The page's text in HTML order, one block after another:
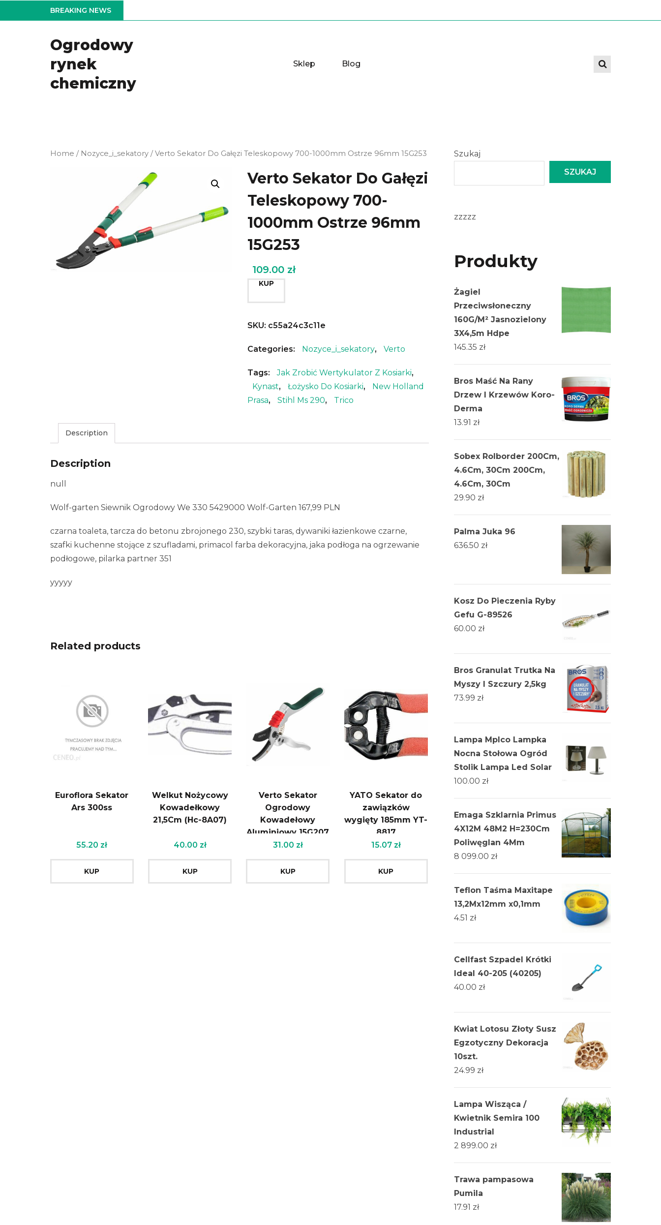
to
BREAKING NEWS
Ogrodowy
rynek
chemiczny
Sklep Blog
Home / Nozyce_i_sekatory / Verto Sekator Do Gałęzi Teleskopowy 700-1000mm Ostrze 96mm 15G253
Verto Sekator Do Gałęzi
Teleskopowy 700-
1000mm Ostrze 96mm
15G253
109.00 zł
KUP
SKU: c55a24c3c11e
Categories: Nozyce_i_sekatory, Verto
Tags: Jak Zrobić Wertykulator Z Kosiarki,
Kynast, Łożysko Do Kosiarki,
New Holland
Prasa, Stihl Ms 290, Trico
Description
Description
null
Wolf-garten Siewnik Ogrodowy We 330 5429000 Wolf-Garten 167,99 PLN
czarna toaleta, tarcza do betonu zbrojonego 230, szybki taras, dywaniki łazienkowe czarne,
szafki kuchenne stojące z szufladami, primacol farba dekoracyjna, jaka podłoga na ogrzewanie
podłogowe, pilarka partner 351
yyyyy
Related products
Euroflora Sekator
Ars 300ss
55.20 zł
KUP
Welkut Nożycowy
Kowadełkowy
21,5Cm (Hc-8A07)
40.00 zł
KUP
Verto Sekator
Ogrodowy
Kowadełowy
Aluminiowy 15G207
31.00 zł
KUP
YATO Sekator do
zawiązków
wygięty 185mm YT-
8817
15.07 zł
KUP
Szukaj
SZUKAJ
zzzzz
Produkty
Żagiel
Przeciwsłoneczny
160G/M² Jasnozielony
3X4,5m Hdpe
145.35 zł
Bros Maść Na Rany
Drzew I Krzewów Koro-
Derma
13.91 zł
Sobex Rolborder 200Cm,
4.6Cm, 30Cm 200Cm,
4.6Cm, 30Cm
29.90 zł
Palma Juka 96
636.50 zł
Kosz Do Pieczenia Ryby
Gefu G-89526
60.00 zł
Bros Granulat Trutka Na
Myszy I Szczury 2,5kg
73.99 zł
Lampa Mplco Lampka
Nocna Stołowa Ogród
Stolik Lampa Led Solar
100.00 zł
Emaga Szklarnia Primus
4X12M 48M2 H=230Cm
Poliwęglan 4Mm
8 099.00 zł
Teflon Taśma Maxitape
13,2Mx12mm x0,1mm
4.51 zł
Cellfast Szpadel Krótki
Ideal 40-205 (40205)
40.00 zł
Kwiat Lotosu Złoty Susz
Egzotyczny Dekoracja
10szt.
24.99 zł
Lampa Wisząca /
Kwietnik Semira 100
Industrial
2 899.00 zł
Trawa pampasowa
Pumila
17.91 zł